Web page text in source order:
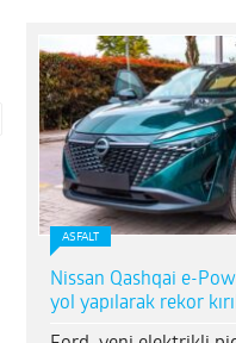
ASFALT
Nissan Qashqai e-
yol yapılarak rekor